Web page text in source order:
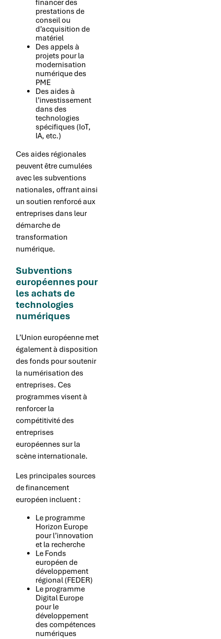
financer des
prestations de
conseil ou
d’acquisition de
matériel
Des appels à
projets pour la
modernisation
numérique des
PME
Des aides à
l’investissement
dans des
technologies
spécifiques (IoT,
IA, etc.)
Ces aides régionales
peuvent être cumulées
avec les subventions
nationales, offrant ainsi
un soutien renforcé aux
entreprises dans leur
démarche de
transformation
numérique.
Subventions
européennes pour
les achats de
technologies
numériques
L’Union européenne met
également à disposition
des fonds pour soutenir
la numérisation des
entreprises. Ces
programmes visent à
renforcer la
compétitivité des
entreprises
européennes sur la
scène internationale.
Les principales sources
de financement
européen incluent :
Le programme
Horizon Europe
pour l’innovation
et la recherche
Le Fonds
européen de
développement
régional (FEDER)
Le programme
Digital Europe
pour le
développement
des compétences
numériques